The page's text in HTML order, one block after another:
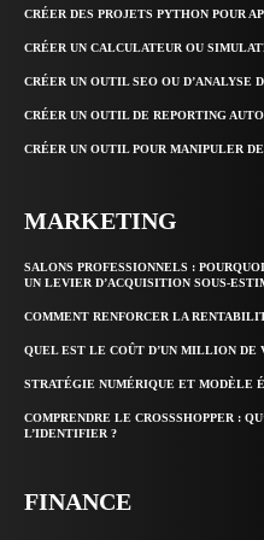
CRÉER DES PROJETS PYTHON POUR
CRÉER UN CALCULATEUR OU
CRÉER UN OUTIL SEO OU D’ANALYSE
CRÉER UN OUTIL DE REPORTING
CRÉER UN OUTIL POUR MANIPULER
MARKETING
SALONS PROFESSIONNELS :
UN LEVIER D’ACQUISITION SOUS-
COMMENT RENFORCER LA
QUEL EST LE COÛT D’UN MILLION DE
STRATÉGIE NUMÉRIQUE ET MODÈLE
COMPRENDRE LE CROSSSHOPPER :
L’IDENTIFIER ?
FINANCE